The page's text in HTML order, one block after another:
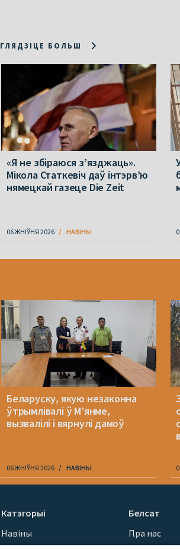
ГЛЯДЗІЦЕ БОЛЬШ
«Я не збіраюся з’язджаць».
Мікола Статкевіч даў інтэрв’ю
нямецкай газеце Die Zeit
06 ЖНІЎНЯ 2026 НАВІНЫ
Беларуску, якую незаконна
ўтрымлівалі ў М’янме,
вызвалілі і вярнулі дамоў
06 ЖНІЎНЯ 2026 НАВІНЫ
Катэгорыі
Навіны
Белсат
Пра нас